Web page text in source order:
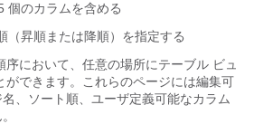
個のカラムを含める
（昇順または降順）を指定する
序において、任意の場所にテーブル ビュ
ができます。これらのページには編集可
、ソート順、ユーザ定義可能なカラム